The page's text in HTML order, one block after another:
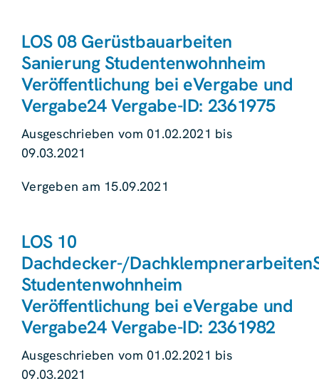
LOS 08 Gerüstbauarbeiten
Sanierung Studentenwohnheim
Veröffentlichung bei eVergabe und
Vergabe24 Vergabe-ID: 2361975
Ausgeschrieben vom 01.02.2021 bis
09.03.2021
Vergeben am 15.09.2021
LOS 10
Dachdecker-/
Studentenwohnheim
Veröffentlichung bei eVergabe und
Vergabe24 Vergabe-ID: 2361982
Ausgeschrieben vom 01.02.2021 bis
09.03.2021